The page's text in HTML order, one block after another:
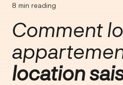
8 min reading
Comment
location